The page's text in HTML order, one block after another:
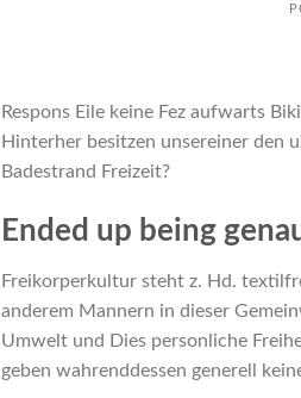
Respons Eile keine Fez aufwarts
Hinterher besitzen unsereiner den
Badestrand Freizeit?
Ended up being
Freikorperkultur steht z. Hd.
anderem Mannern in dieser
Umwelt und Dies personliche
geben wahrenddessen generell